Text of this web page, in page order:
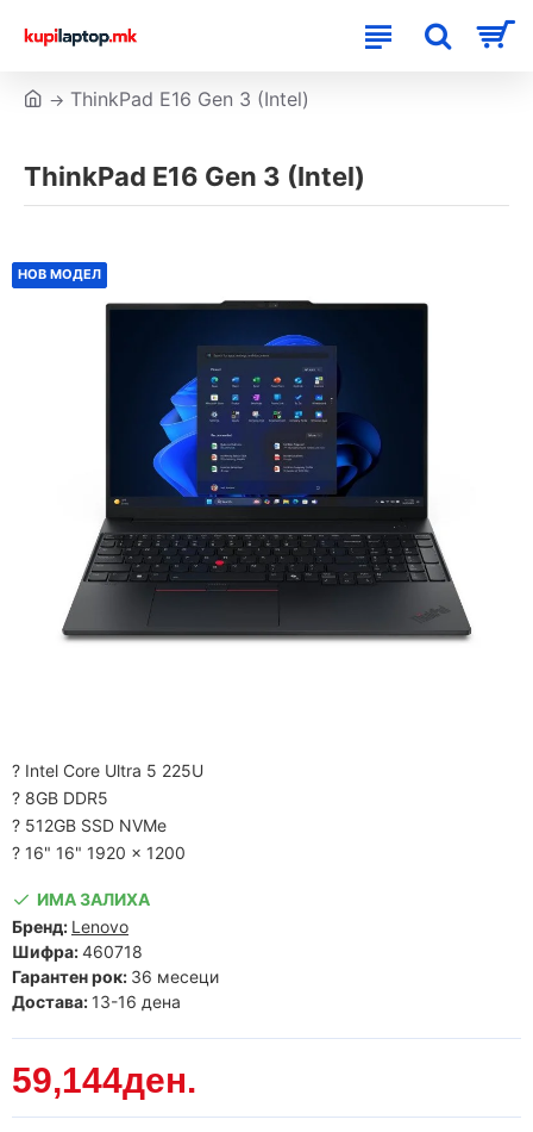
ThinkPad E16 Gen 3 (Intel)
ThinkPad E16 Gen 3 (Intel)
НОВ МОДЕЛ
НОВ МОДЕЛ
? Intel Core Ultra 5 225U
? 8GB DDR5
? 512GB SSD NVMe
? 16" 16" 1920 x 1200
59,144ден.
ИМА ЗАЛИХА
Бренд: Lenovo
Шифра:460718
Гарантен рок: 36 месеци
Достава: 13-16 дена